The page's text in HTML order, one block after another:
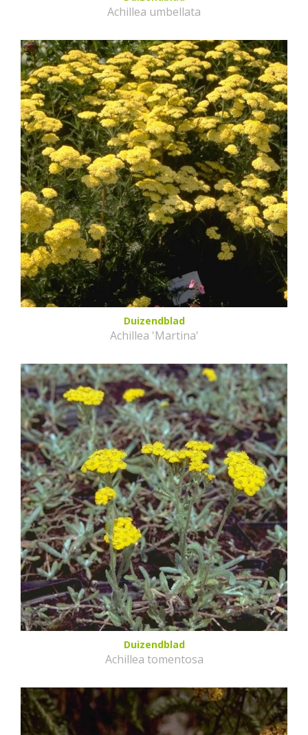
Achillea umbellata
Duizendblad
Achillea 'Martina'
Duizendblad
Achillea tomentosa